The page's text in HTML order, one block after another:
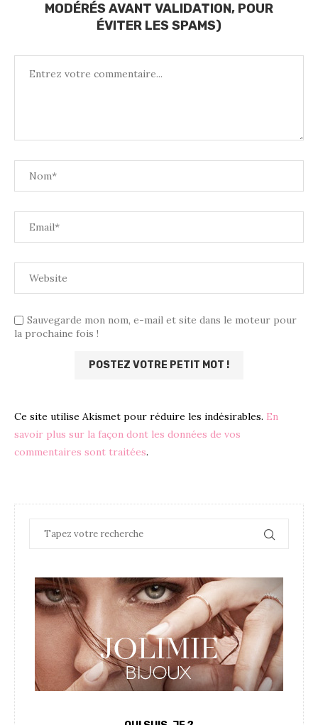
MODÉRÉS AVANT VALIDATION, POUR
ÉVITER LES SPAMS)
Sauvegarde mon nom, e-mail et site dans le moteur pour
la prochaine fois !
Ce site utilise Akismet pour réduire les indésirables. En
savoir plus sur la façon dont les données de vos
commentaires sont traitées.